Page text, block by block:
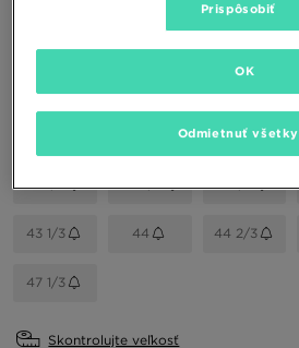
39 1/3 40 2/3 41 1/3
43 1/3 44 44 2/3
47 1/3
Skontrolujte veľkosť
Prispôsobiť
Odmietnuť všetky
OK